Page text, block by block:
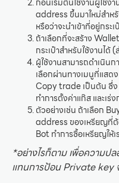
ก่อนเริ่มต้นใช้งานผู้ใช้ง
address ขึ้นมาใหม่สำห
หรือว่าจะนำเข้าที่อยู่กระ
ถ้าเลือกที่จะสร้าง
กระเป๋าสำหรับใช้งานได้
ผู้ใช้งานสามารถดำเนิน
เลือกผ่านทางเมนูที่แสด
Copy trade เป็นต้น ซึ่ง
ทำการตั้งค่าแก๊ส และเร่
ตัวอย่างเช่น ถ้าเลือก
address ของเหรียญที่
Bot ทำการซื้อเหรียญให้
*อย่างไรก็ตาม เพื่อความป
แทนการป้อน Private key